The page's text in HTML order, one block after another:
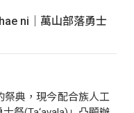
ni｜萬山部落勇士
祭典，現今配合族人工